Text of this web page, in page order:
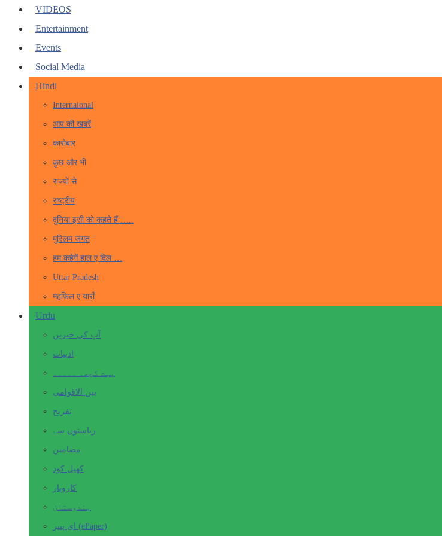
VIDEOS
Entertainment
Events
Social Media
Hindi
Internaional
आप की खबरें
कारोबार
कुछ और भी
राज्यों से
राष्ट्रीय
दुनिया इसी को कहते हैं …..
मुस्लिम जगत
हम कहेगें हाल ए दिल …
Uttar Pradesh
महफ़िल ए याराँ
Urdu
آپ کی خبریں
ادبیات
بہت کچھ۔ ۔۔۔۔۔
بین الاقوامی
تفریح
ریاستوں سے
مضامین
کھیل کود
کاروبار
ہندوستان
ای پیپر (ePaper)